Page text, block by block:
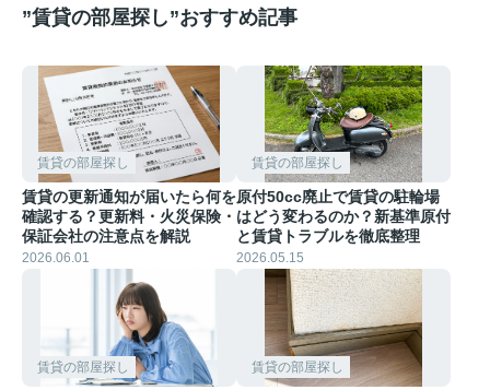
”賃貸の部屋探し”おすすめ記事
賃貸の部屋探し
賃貸の更新通知が届いたら何を
確認する？更新料・火災保険・
保証会社の注意点を解説
2026.06.01
賃貸の部屋探し
原付50cc廃止で賃貸の駐輪場
はどう変わるのか？新基準原付
と賃貸トラブルを徹底整理
2026.05.15
賃貸の部屋探し 賃貸の部屋探し